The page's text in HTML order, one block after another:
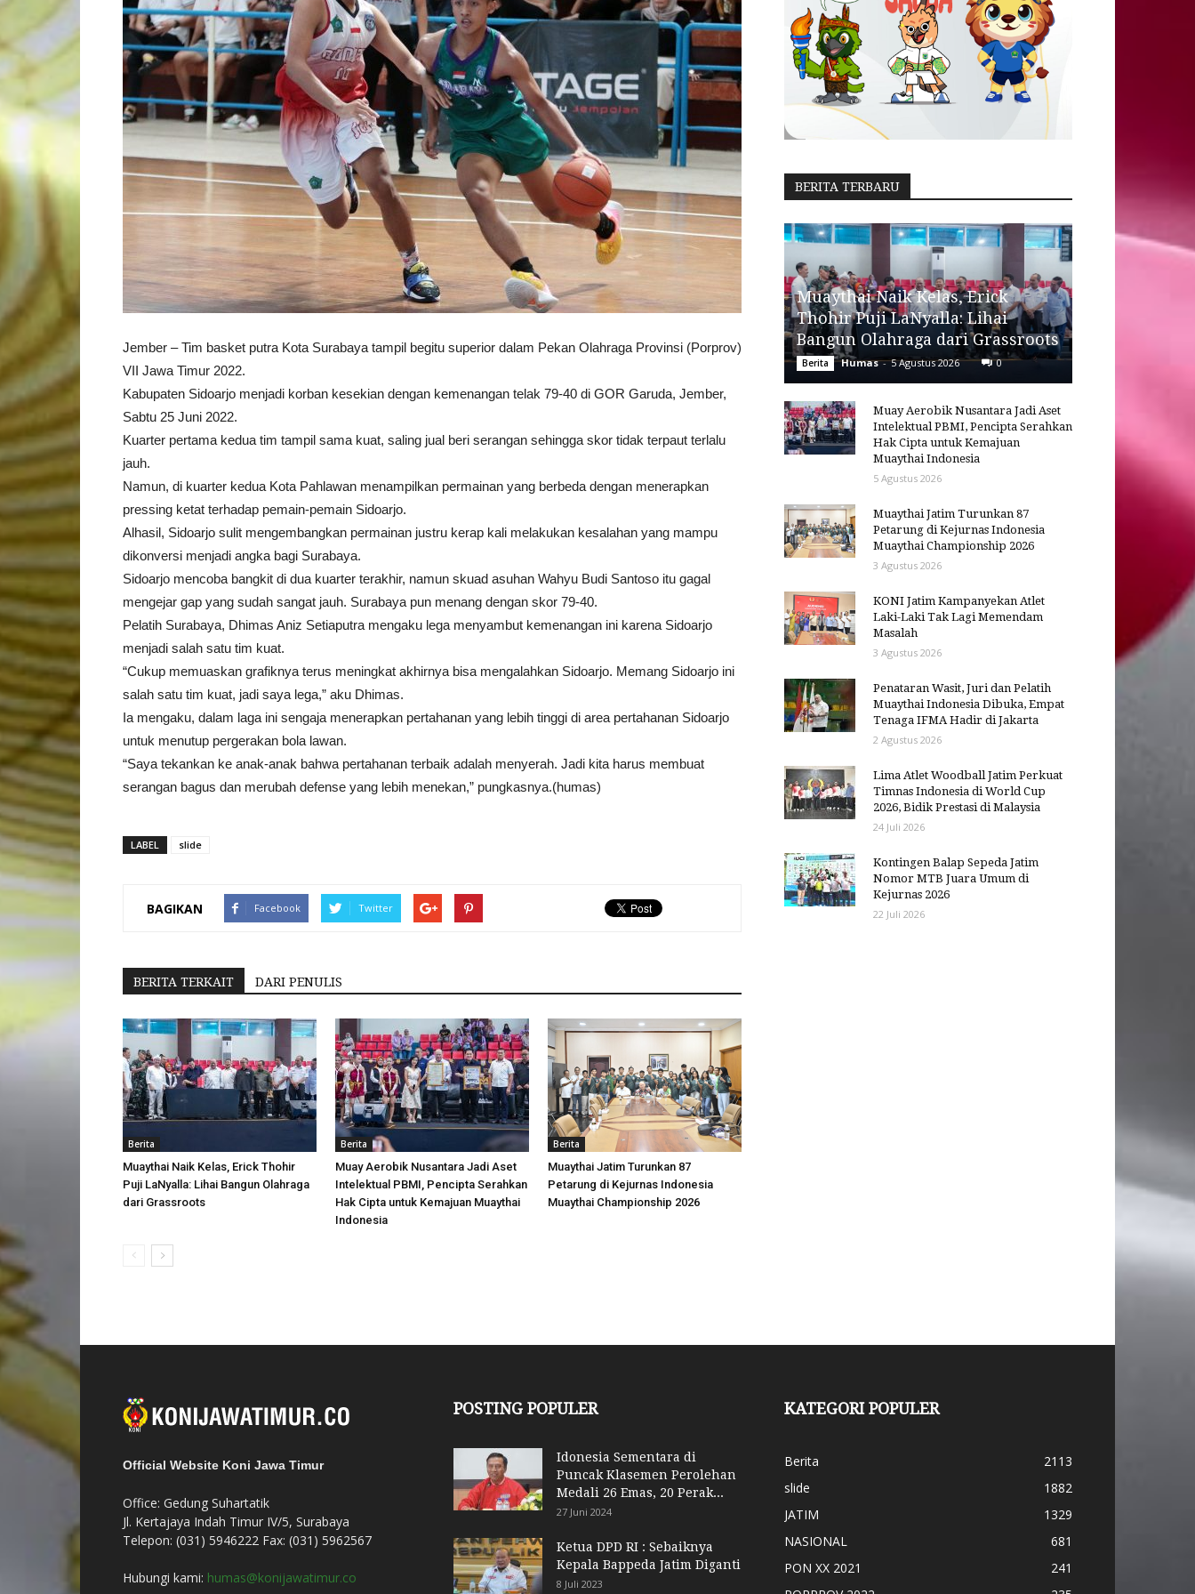
Jember – Tim basket putra Kota Surabaya tampil begitu superior dalam Pekan Olahraga Provinsi (Porprov)
VII Jawa Timur 2022.
Kabupaten Sidoarjo menjadi korban kesekian dengan kemenangan telak 79-40 di GOR Garuda, Jember,
Sabtu 25 Juni 2022.
Kuarter pertama kedua tim tampil sama kuat, saling jual beri serangan sehingga skor tidak terpaut terlalu
jauh.
Namun, di kuarter kedua Kota Pahlawan menampilkan permainan yang berbeda dengan menerapkan
pressing ketat terhadap pemain-pemain Sidoarjo.
Alhasil, Sidoarjo sulit mengembangkan permainan justru kerap kali melakukan kesalahan yang mampu
dikonversi menjadi angka bagi Surabaya.
Sidoarjo mencoba bangkit di dua kuarter terakhir, namun skuad asuhan Wahyu Budi Santoso itu gagal
mengejar gap yang sudah sangat jauh. Surabaya pun menang dengan skor 79-40.
Pelatih Surabaya, Dhimas Aniz Setiaputra mengaku lega menyambut kemenangan ini karena Sidoarjo
menjadi salah satu tim kuat.
“Cukup memuaskan grafiknya terus meningkat akhirnya bisa mengalahkan Sidoarjo. Memang Sidoarjo ini
salah satu tim kuat, jadi saya lega,” aku Dhimas.
Ia mengaku, dalam laga ini sengaja menerapkan pertahanan yang lebih tinggi di area pertahanan Sidoarjo
untuk menutup pergerakan bola lawan.
“Saya tekankan ke anak-anak bahwa pertahanan terbaik adalah menyerah. Jadi kita harus membuat
serangan bagus dan merubah defense yang lebih menekan,” pungkasnya.(humas)
LABEL slide
BAGIKAN Facebook Twitter
BERITA TERKAIT DARI PENULIS
Berita
Muaythai Naik Kelas, Erick Thohir
Puji LaNyalla: Lihai Bangun Olahraga
dari Grassroots
Berita
Muay Aerobik Nusantara Jadi Aset
Intelektual PBMI, Pencipta Serahkan
Hak Cipta untuk Kemajuan Muaythai
Indonesia
Berita
Muaythai Jatim Turunkan 87
Petarung di Kejurnas Indonesia
Muaythai Championship 2026
BERITA TERBARU
Muaythai Naik Kelas, Erick
Thohir Puji LaNyalla: Lihai
Bangun Olahraga dari Grassroots
Berita Humas - 5 Agustus 2026 0
Muay Aerobik Nusantara Jadi Aset
Intelektual PBMI, Pencipta Serahkan
Hak Cipta untuk Kemajuan
Muaythai Indonesia
5 Agustus 2026
Muaythai Jatim Turunkan 87
Petarung di Kejurnas Indonesia
Muaythai Championship 2026
3 Agustus 2026
KONI Jatim Kampanyekan Atlet
Laki-Laki Tak Lagi Memendam
Masalah
3 Agustus 2026
Penataran Wasit, Juri dan Pelatih
Muaythai Indonesia Dibuka, Empat
Tenaga IFMA Hadir di Jakarta
2 Agustus 2026
Lima Atlet Woodball Jatim Perkuat
Timnas Indonesia di World Cup
2026, Bidik Prestasi di Malaysia
24 Juli 2026
Kontingen Balap Sepeda Jatim
Nomor MTB Juara Umum di
Kejurnas 2026
22 Juli 2026
Official Website Koni Jawa Timur
Office: Gedung Suhartatik
Jl. Kertajaya Indah Timur IV/5, Surabaya
Telepon: (031) 5946222 Fax: (031) 5962567
Hubungi kami: humas@konijawatimur.co
POSTING POPULER
Idonesia Sementara di
Puncak Klasemen Perolehan
Medali 26 Emas, 20 Perak...
27 Juni 2024
Ketua DPD RI : Sebaiknya
Kepala Bappeda Jatim Diganti
8 Juli 2023
KATEGORI POPULER
Berita
2113
slide
1882
JATIM
1329
NASIONAL
681
PON XX 2021
241